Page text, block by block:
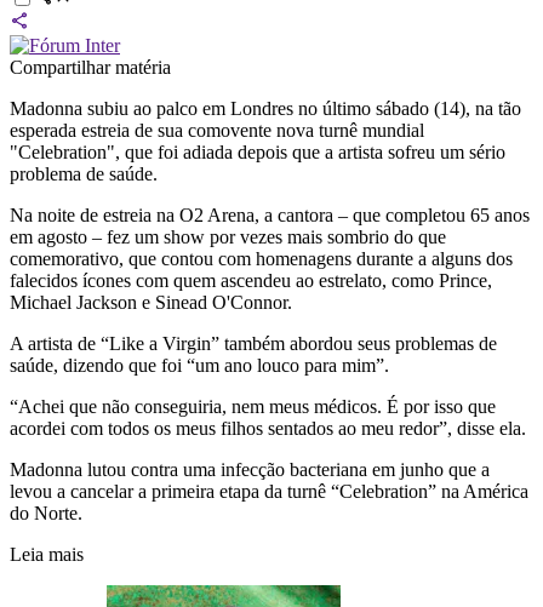
Compartilhar matéria
Madonna subiu ao palco em Londres no último sábado (14), na tão
esperada estreia de sua comovente nova turnê mundial
"Celebration", que foi adiada depois que a artista sofreu um sério
problema de saúde.
Na noite de estreia na O2 Arena, a cantora – que completou 65 anos
em agosto – fez um show por vezes mais sombrio do que
comemorativo, que contou com homenagens durante a alguns dos
falecidos ícones com quem ascendeu ao estrelato, como Prince,
Michael Jackson e Sinead O'Connor.
A artista de “Like a Virgin” também abordou seus problemas de
saúde, dizendo que foi “um ano louco para mim”.
“Achei que não conseguiria, nem meus médicos. É por isso que
acordei com todos os meus filhos sentados ao meu redor”, disse ela.
Madonna lutou contra uma infecção bacteriana em junho que a
levou a cancelar a primeira etapa da turnê “Celebration” na América
do Norte.
Leia mais